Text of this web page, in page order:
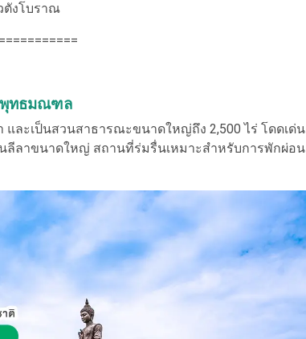
ตังโบราณ
ทธมณฑล
ละเป็นสวนสาธารณะขนาดใหญ่ถึง 2,500 ไร่ โดดเด่น
ลีลาขนาดใหญ่ สถานที่ร่มรื่นเหมาะสำหรับการพักผ่อน